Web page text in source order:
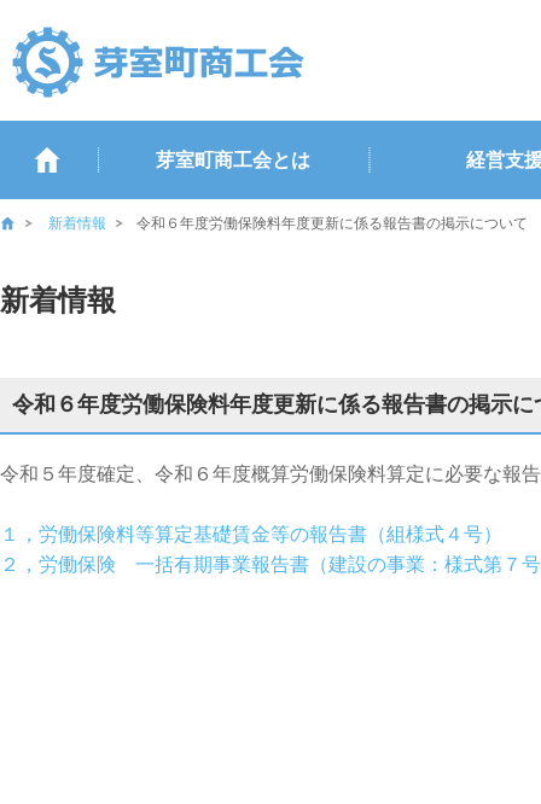
芽室町商工会とは 経営支
新着情報 令和６年度労働保険料年度更新に係る報告書の掲示について
新着情報
令和６年度労働保険料年度更新に係る報告書の掲示に
令和５年度確定、令和６年度概算労働保険料算定に必要な報
１，労働保険料等算定基礎賃金等の報告書（組様式４号）
２，労働保険 一括有期事業報告書（建設の事業：様式第７